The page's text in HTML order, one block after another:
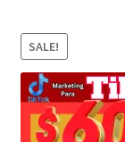
Detalles de
Envíanos tus
SALE!